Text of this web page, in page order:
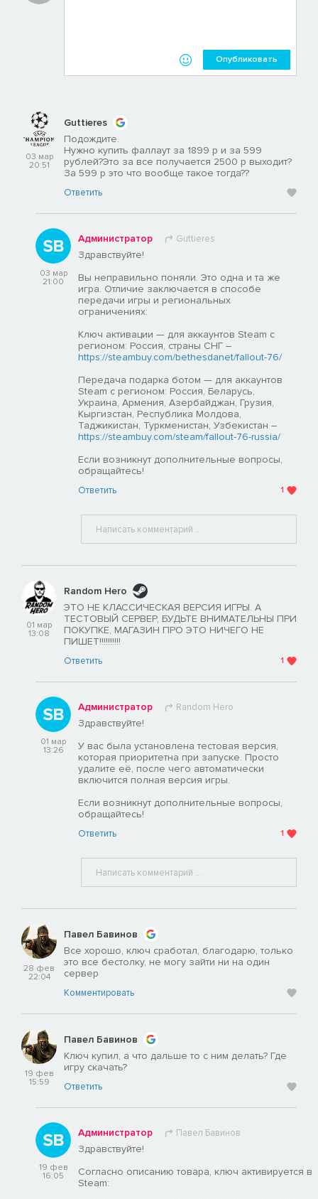
Опубликовать
03 мар
20:51
Guttieres
Подождите.
Нужно купить фаллаут за 1899 р и за 599
рублей?Это за все получается 2500 р выходит?
За 599 р это что вообще такое тогда??
Ответить
03 мар
21:00
Администратор Guttieres
Здравствуйте!
Вы неправильно поняли. Это одна и та же
игра. Отличие заключается в способе
передачи игры и региональных
ограничениях:
Ключ активации — для аккаунтов Steam с
регионом: Россия, страны СНГ –
https://steambuy.com/bethesdanet/fallout-76/
Передача подарка ботом — для аккаунтов
Steam с регионом: Россия, Беларусь,
Украина, Армения, Азербайджан, Грузия,
Кыргизстан, Республика Молдова,
Таджикистан, Туркменистан, Узбекистан –
https://steambuy.com/steam/fallout-76-russia/
Если возникнут дополнительные вопросы,
обращайтесь!
Ответить 1
01 мар
13:08
Random Hero
ЭТО НЕ КЛАССИЧЕСКАЯ ВЕРСИЯ ИГРЫ. А
ТЕСТОВЫЙ СЕРВЕР, БУДЬТЕ ВНИМАТЕЛЬНЫ ПРИ
ПОКУПКЕ, МАГАЗИН ПРО ЭТО НИЧЕГО НЕ
ПИШЕТ!!!!!!!!!!
Ответить 1
01 мар
13:26
Администратор Random Hero
Здравствуйте!
У вас была установлена тестовая версия,
которая приоритетна при запуске. Просто
удалите её, после чего автоматически
включится полная версия игры.
Если возникнут дополнительные вопросы,
обращайтесь!
Ответить 1
28 фев
22:04
Павел Бавинов
Все хорошо, ключ сработал, благодарю, только
это все бестолку, не могу зайти ни на один
сервер
Комментировать
19 фев
15:59
Павел Бавинов
Ключ купил, а что дальше то с ним делать? Где
игру скачать?
Ответить
19 фев
16:05
Администратор Павел Бавинов
Здравствуйте!
Согласно описанию товара, ключ активируется в
Steam: